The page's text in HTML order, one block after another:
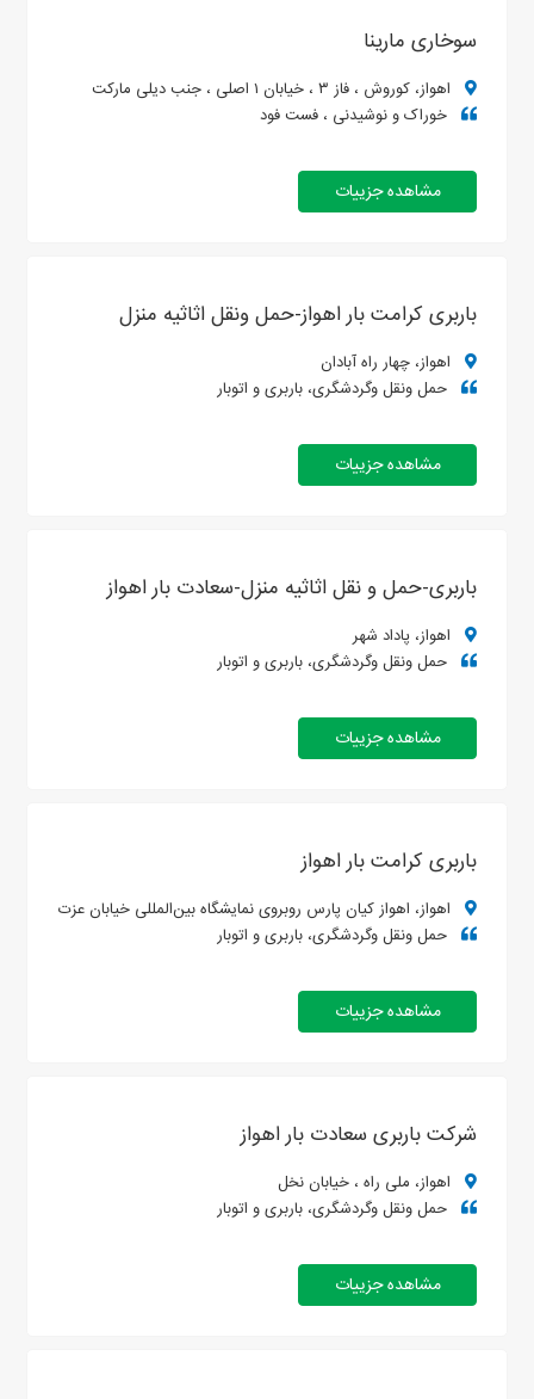
سوخاری مارینا
اهواز، کوروش ، فاز ۳ ، خیابان ۱ اصلی ، جنب دیلی مارکت
خوراک و نوشیدنی ، فست فود
مشاهده جزییات
باربری کرامت بار اهواز-حمل ونقل اثاثیه منزل
اهواز، چهار راه آبادان
حمل ونقل وگردشگری، باربری و اتوبار
مشاهده جزییات
باربری-حمل و نقل اثاثیه منزل-سعادت بار اهواز
اهواز، پاداد شهر
حمل ونقل وگردشگری، باربری و اتوبار
مشاهده جزییات
باربری کرامت بار اهواز
اهواز، اهواز کیان پارس روبروی نمایشگاه بین‌المللی خیابان عزت
حمل ونقل وگردشگری، باربری و اتوبار
مشاهده جزییات
شرکت باربری سعادت بار اهواز
اهواز، ملی راه ، خیابان نخل
حمل ونقل وگردشگری، باربری و اتوبار
مشاهده جزییات